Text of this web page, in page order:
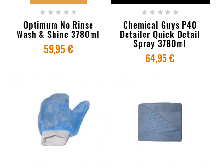
    
Optimum No Rinse
Wash & Shine 3780ml
59,95 €
    
Chemical Guys P40
Detailer Quick Detail
Spray 3780ml
64,95 €